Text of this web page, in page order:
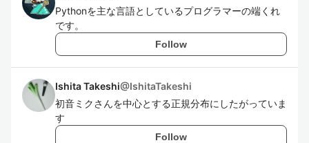
Pythonを主な言語としているプログラマーの端くれ
です。
Follow
Ishita Takeshi@IshitaTakeshi
初音ミクさんを中心とする正規分布にしたがっていま
す
Follow